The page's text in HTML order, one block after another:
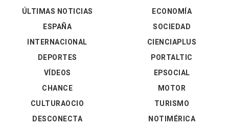
ÚLTIMAS NOTICIAS
ESPAÑA
INTERNACIONAL
DEPORTES
VÍDEOS
ECONOMÍA
SOCIEDAD
CIENCIAPLUS
PORTALTIC
EPSOCIAL
CHANCE
CULTURAOCIO
DESCONECTA
MOTOR
TURISMO
NOTIMÉRICA